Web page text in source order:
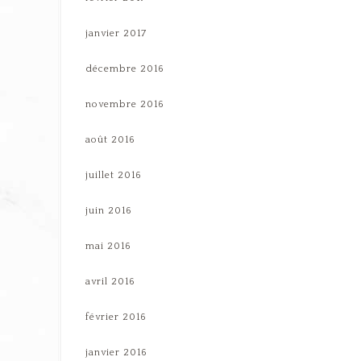
janvier 2017
décembre 2016
novembre 2016
août 2016
juillet 2016
juin 2016
mai 2016
avril 2016
février 2016
janvier 2016